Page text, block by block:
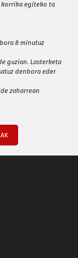
egiteko ta
8 minutuz
guzian. Lasterketa
denbora eder
zaharrean